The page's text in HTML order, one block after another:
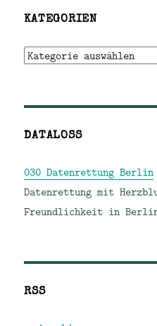
KATEGORIEN
Kategorien
DATALOSS
030 Datenrettung Berlin
Datenrettung mit
Freundlichkeit in
RSS